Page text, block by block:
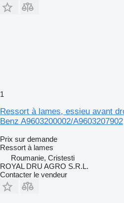
1
Ressort à lames, essieu avant
Benz A9603200002/A9603207902
Prix sur demande
Ressort à lames
Roumanie, Cristesti
ROYAL DRU AGRO S.R.L.
Contacter le vendeur